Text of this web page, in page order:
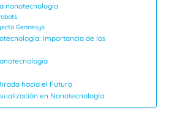
nanotecnología
Gennesys
Importancia de los
hacia el Futuro
en Nanotecnología